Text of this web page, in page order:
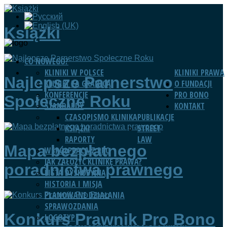
CO NOWEGO?
KLINIKI PRAWA
KLINIKI W POLSCE
KLINIKI ZA GRANICĄ
KONFERENCJE
STANDARDY
PUBLIKACJE
CZASOPISMO KLINIKA
KSIĄŻKI
RAPORTY
STREET
LAW
WSPÓŁPRACA Z RPO
JAK ZAŁOŻYĆ KLINIKĘ PRAWA?
LISTA DYSKUSYJNA
O FUNDACJI
HISTORIA I MISJA
PLANOWANE DZIAŁANIA
SPRAWOZDANIA
LOGOTYP
PRO BONO
KONTAKT
Książki
Najlepsze Parnerstwo
Społeczne Roku
Mapa bezpłatnego
poradnictwa prawnego
Konkurs Prawnik Pro Bono